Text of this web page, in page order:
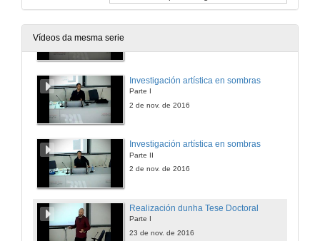
Vídeos da mesma serie
Investigación artística en sombras
Parte I
2 de nov. de 2016
Investigación artística en sombras
Parte II
2 de nov. de 2016
Realización dunha Tese Doctoral
Parte I
23 de nov. de 2016